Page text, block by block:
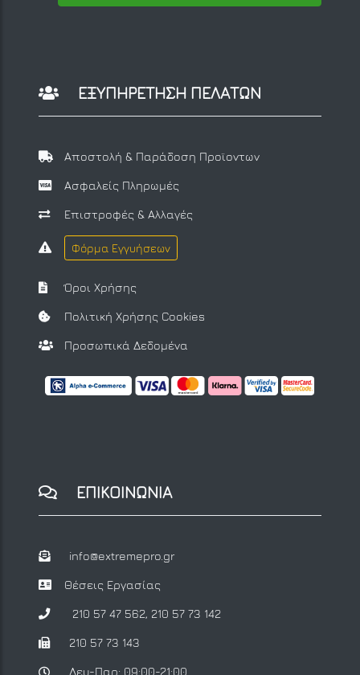
ΕΞΥΠΗΡΕΤΗΣΗ ΠΕΛΑΤΩΝ
Αποστολή & Παράδοση Προϊοντων
Ασφαλείς Πληρωμές
Επιστροφές & Αλλαγές
Φόρμα Εγγυήσεων
Όροι Χρήσης
Πολιτική Χρήσης Cookies
Προσωπικά Δεδομένα
ΕΠΙΚΟΙΝΩΝΙΑ
info@extremepro.gr
Θέσεις Εργασίας
210 57 47 562, 210 57 73 142
210 57 73 143
Δευ-Παρ: 09:00-21:00